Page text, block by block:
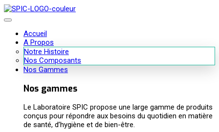
Accueil
A Propos
Notre Histoire
Nos Composants
Nos Gammes
Nos gammes
Le Laboratoire SPIC propose une large gamme de produits
conçus pour répondre aux besoins du quotidien en matière
de santé, d’hygiène et de bien-être.